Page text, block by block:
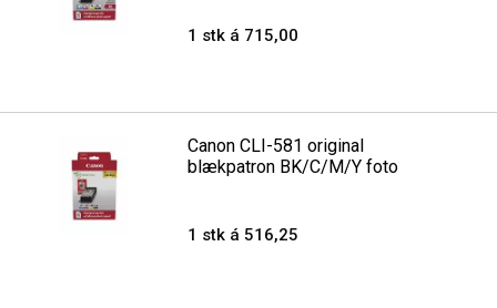
1 stk á 715,00
Canon CLI-581 original
blækpatron BK/C/M/Y foto
1 stk á 516,25